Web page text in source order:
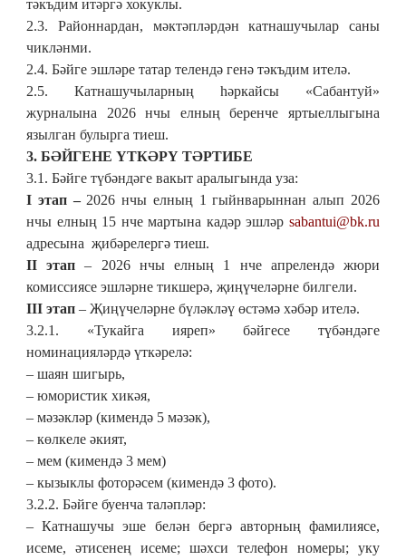
тәкъдим итәргә хокуклы.
2.3. Районнардан, мәктәпләрдән катнашучылар саны
чикләнми.
2.4. Бәйге эшләре татар телендә генә тәкъдим ителә.
2.5. Катнашучыларның һәркайсы «Сабантуй»
журналына 2026 нчы елның беренче яртыеллыгына
язылган булырга тиеш.
3. БӘЙГЕНЕ ҮТКӘРҮ ТӘРТИБЕ
3.1. Бәйге түбәндәге вакыт аралыгында уза:
I этап – 2026 нчы елның 1 гыйнварыннан алып 2026
нчы елның 15 нче мартына кадәр эшләрsabantui@bk.ru
адресына җибәрелергә тиеш.
II этап – 2026 нчыелның 1 нче апрелендәжюри
комиссиясе эшләрне тикшерә, җиңүчеләрне билгели.
III этап – Җиңүчеләрне бүләкләү өстәмә хәбәр ителә.
3.2.1. «Тукайга ияреп»бәйгесе түбәндәге
номинацияләрдә үткәрелә:
– шаян шигырь,
– юмористик хикәя,
– мәзәкләр (кимендә 5 мәзәк),
– көлкеле әкият,
– мем (кимендә 3 мем)
– кызыклы фоторәсем (кимендә 3 фото).
3.2.2. Бәйге буенча таләпләр:
– Катнашучы эше белән бергә авторның фамилиясе,
исеме, әтисенең исеме; шәхси телефон номеры; уку